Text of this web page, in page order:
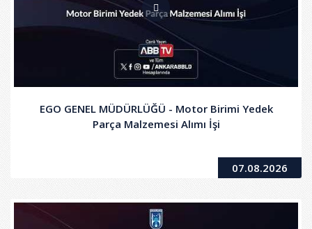
EGO GENEL MÜDÜRLÜĞÜ - Motor Birimi Yedek
Parça Malzemesi Alımı İşi
07.08.2026